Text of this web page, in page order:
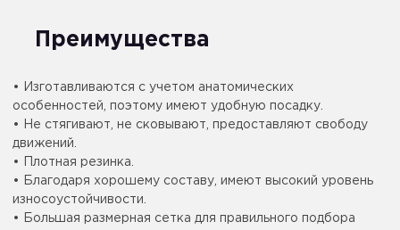
Преимущества
• Изготавливаются с учетом анатомических
особенностей, поэтому имеют удобную посадку.
• Не стягивают, не сковывают, предоставляют свободу
движений.
• Плотная резинка.
• Благодаря хорошему составу, имеют высокий уровень
износоустойчивости.
• Большая размерная сетка для правильного подбора